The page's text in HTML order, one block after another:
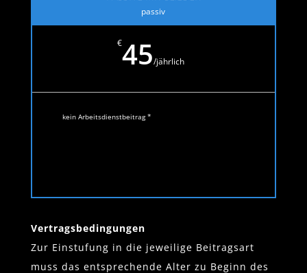
passiv
€45/jährlich
kein Arbeitsdienstbeitrag *
Vertragsbedingungen
Zur Einstufung in die jeweilige Beitragsart
muss das entsprechende Alter zu Beginn des